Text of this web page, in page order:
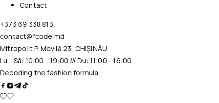
Contact
+373 69 338 813
contact@fcode.md
Mitropolit P. Movilă 23, CHIȘINĂU
Lu - Sâ: 10:00 - 19:00 /// Du: 11:00 - 16:00
Decoding the fashion formula…